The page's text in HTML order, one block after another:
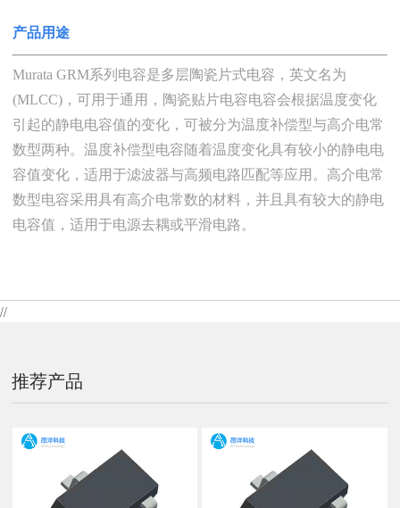
产品用途
Murata GRM系列电容是多层陶瓷片式电容 ，英文名为
(MLCC) ，可用于通用 ， 陶瓷贴片电容电容会根据温度变化
引起的静电电容值的变化 ，可被分为温度补偿型与高介电常
数型两种。温度补偿型电容随着温度变化具有较小的静电电
容值变化 ，适用于滤波器与高频电路匹配等应用 。高介电常
数型电容采用具有高介电常数的材料 ， 并且具有较大的静电
电容值 ，适用于电源去耦或平滑电路。
//
推荐产品